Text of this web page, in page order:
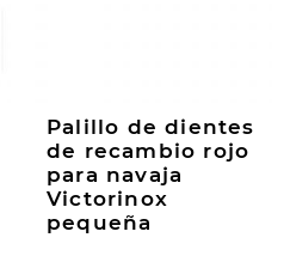
Palillo de dientes
de recambio rojo
para navaja
Victorinox
pequeña